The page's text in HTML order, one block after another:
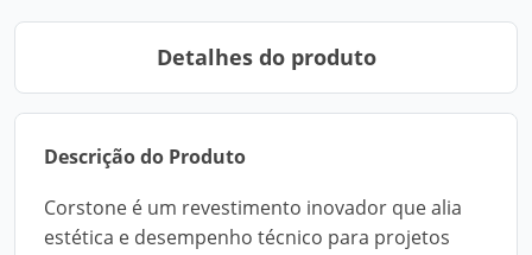
Detalhes do produto
Descrição do Produto
Corstone é um revestimento inovador que alia
estética e desempenho técnico para projetos